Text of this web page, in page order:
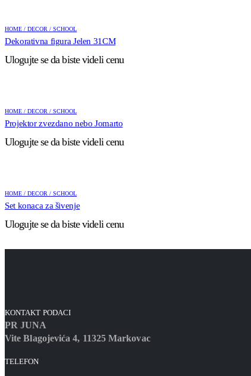
HOME / DECOR / SCHOOL
Dekorativna figura Jelen 31CM
Ulogujte se da biste videli cenu
HOME / DECOR / SCHOOL
Projektor zvezdano nebo Jomarto
Ulogujte se da biste videli cenu
HOME / DECOR / SCHOOL
Set konaca za šivenje
Ulogujte se da biste videli cenu
KONTAKT PODACI
PR JUNA
Vite Blagojevića 4, 11325 Markovac
TELEFON